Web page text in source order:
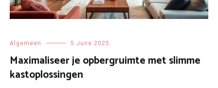
Algemeen 5 June 2025
Maximaliseer je opbergruimte met slimme
kastoplossingen